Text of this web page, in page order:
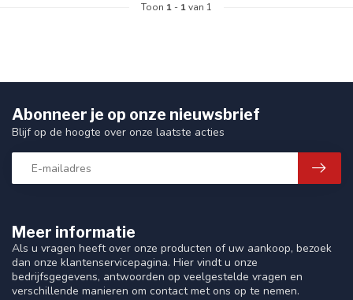
Toon 1 - 1van 1
Meer informatie
Als u vragen heeft over onze producten of uw aankoop, bezoek
dan onze klantenservicepagina. Hier vindt u onze
bedrijfsgegevens, antwoorden op veelgestelde vragen en
verschillende manieren om contact met ons op te nemen.
Abonneer je op onze nieuwsbrief
Blijf op de hoogte over onze laatste acties